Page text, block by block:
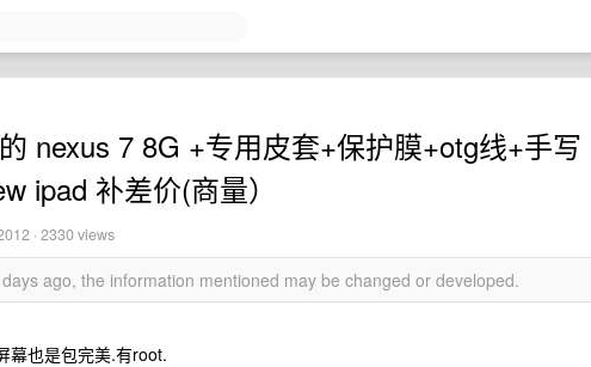
nexus 7 8G +专用皮套+保护膜+otg线+手写
ipad 补差价(商量）
· 2330 views
ago, the information mentioned may be changed or developed.
幕也是包完美.有root.